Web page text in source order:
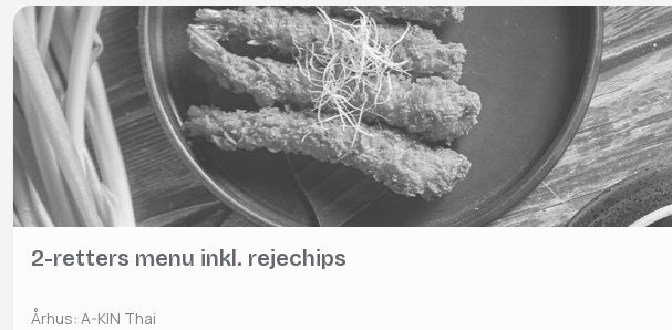
2-retters menu inkl. rejechips
Århus: A-KIN Thai